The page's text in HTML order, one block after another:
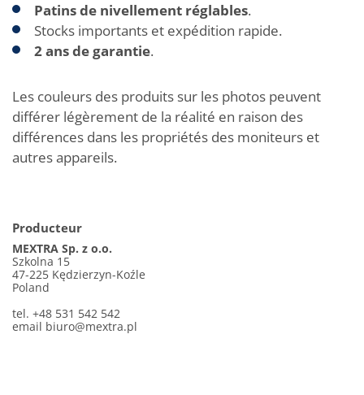
Patins de nivellement réglables.
Stocks importants et expédition rapide.
2 ans de garantie.
Les couleurs des produits sur les photos peuvent
différer légèrement de la réalité en raison des
différences dans les propriétés des moniteurs et
autres appareils.
Producteur
MEXTRA Sp. z o.o.
Szkolna 15
47-225 Kędzierzyn-Koźle
Poland
tel. +48 531 542 542
email biuro@mextra.pl